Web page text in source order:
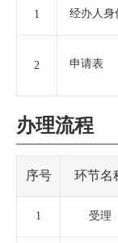
1 经办人身
2 申请表
办理流程
序号 环节名
1 受理